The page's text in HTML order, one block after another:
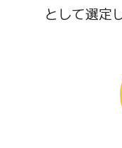
として選定